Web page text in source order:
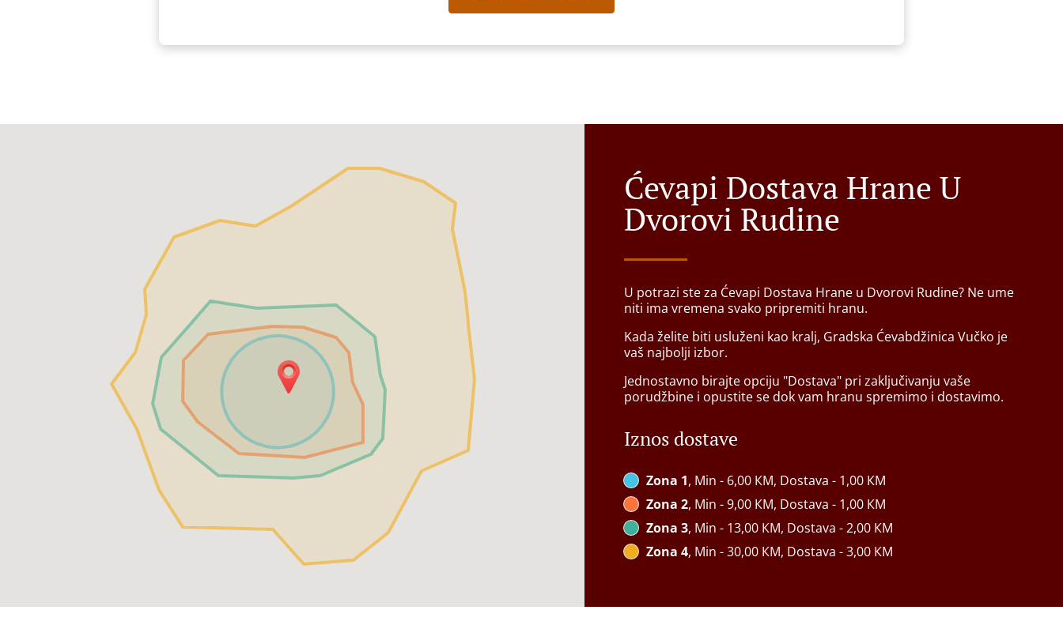
Ćevapi Dostava Hrane U
Dvorovi Rudine
U potrazi ste za Ćevapi Dostava Hrane u Dvorovi Rudine? Ne ume
niti ima vremena svako pripremiti hranu.
Kada želite biti usluženi kao kralj, Gradska Ćevabdžinica Vučko je
vaš najbolji izbor.
Jednostavno birajte opciju "Dostava" pri zaključivanju vaše
porudžbine i opustite se dok vam hranu spremimo i dostavimo.
Iznos dostave
Zona 1, Min - 6,00 КМ, Dostava - 1,00 КМ
Zona 2, Min - 9,00 КМ, Dostava - 1,00 КМ
Zona 3, Min - 13,00 КМ, Dostava - 2,00 КМ
Zona 4, Min - 30,00 КМ, Dostava - 3,00 КМ